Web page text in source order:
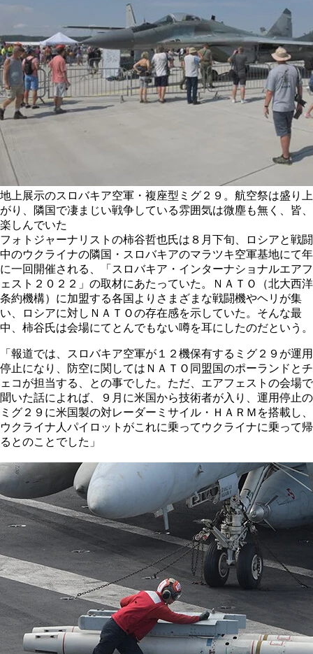
地上展示のスロバキア空軍・複座型ミグ２９。航空祭は盛り上
がり、隣国で凄まじい戦争している雰囲気は微塵も無く、皆、
楽しんでいた
フォトジャーナリストの柿谷哲也氏は８月下旬、ロシアと戦闘
中のウクライナの隣国・スロバキアのマラツキ空軍基地にて年
に一回開催される、「スロバキア・インターナショナルエアフ
ェスト２０２２」の取材にあたっていた。ＮＡＴＯ（北大西洋
条約機構）に加盟する各国よりさまざまな戦闘機やヘリが集
い、ロシアに対しＮＡＴＯの存在感を示していた。そんな最
中、柿谷氏は会場にてとんでもない噂を耳にしたのだという。
「報道では、スロバキア空軍が１２機保有するミグ２９が運用
停止になり、防空に関してはＮＡＴＯ同盟国のポーランドとチ
ェコが担当する、との事でした。ただ、エアフェストの会場で
聞いた話によれば、９月に米国から技術者が入り、運用停止の
ミグ２９に米国製の対レーダーミサイル・ＨＡＲＭを搭載し、
ウクライナ人パイロットがこれに乗ってウクライナに乗って帰
るとのことでした」